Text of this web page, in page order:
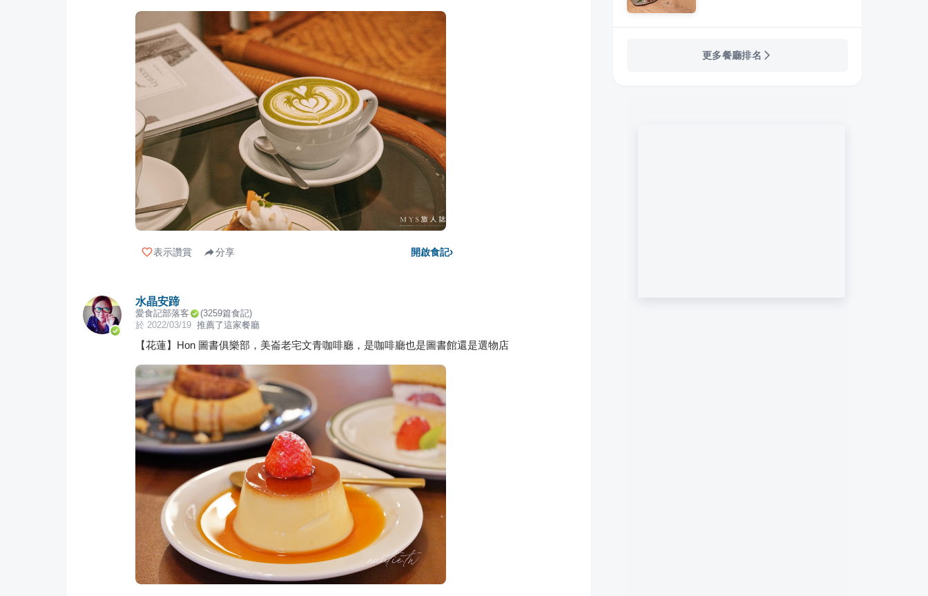
表示讚賞 分享 開啟食記›
水晶安蹄
愛食記部落客 (3259篇食記)
於 2022/03/19 推薦了這家餐廳
【花蓮】Hon 圖書俱樂部，美崙老宅文青咖啡廳，是咖啡廳也是圖書館還是選物店
更多餐廳排名